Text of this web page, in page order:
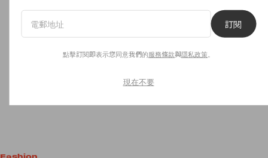
Fashion
訂閱
點擊訂閱即表示您同意我們的服務條款與隱私政策
現在不要